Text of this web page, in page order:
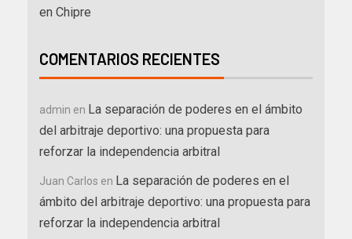
en Chipre
COMENTARIOS RECIENTES
admin en La separación de poderes en el ámbito
del arbitraje deportivo: una propuesta para
reforzar la independencia arbitral
Juan Carlos en La separación de poderes en el
ámbito del arbitraje deportivo: una propuesta para
reforzar la independencia arbitral